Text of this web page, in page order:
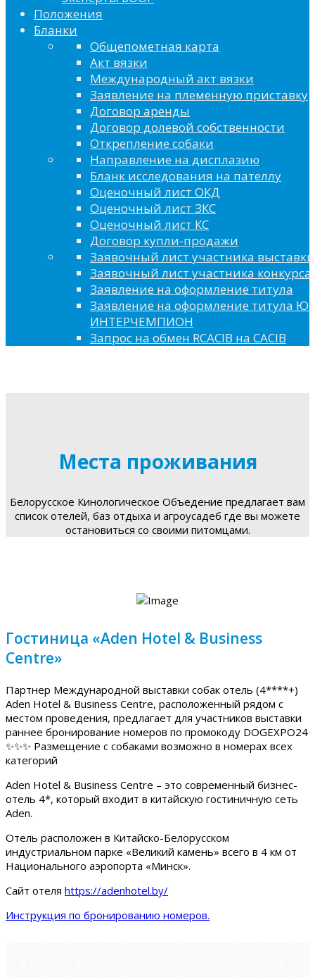
Положения
Бланки
Общепометная карта
Акт вязки
Международный акт вязки
Заявление на племенную приставку
Договор аренды
Договор долевой собственности
Открепление собаки
Направление на дисплазию
Бланк исследования на пателлу
Оценочный лист ОКД
Оценочный лист ЗКС
Оценочный лист КС
Договор купли-продажи
Заявочный лист участника выставки
Заявочный лист участника конкурса
Заявление на оформление титула
Заявление на оформление титула
ИНТЕРЧЕМПИОН
Запрос на обмен RCACIB на CACIB
Места проживания
Белорусское Кинологическое Объедение предлагает вам
список отелей, баз отдыха и агроусадеб где вы можете
остановиться со своими питомцами.
Гостиница «Aden Hotel & Business
Centre»
Партнер Международной выставки собак отель (4****+)
Aden Hotel & Business Centre, расположенный рядом с
местом проведения, предлагает для участников выставки
раннее бронирование номеров по промокоду DOGEXPO24
✨✨✨ Размещение с собаками возможно в номерах всех
категорий
Aden Hotel & Business Centre – это современный бизнес-
отель 4*, который входит в китайскую гостиничную сеть
Aden.
Отель расположен в Китайско-Белорусском
индустриальном парке «Великий камень» всего в 4 км от
Национального аэропорта «Минск».
Сайт отеля https://adenhotel.by/
Инструкция по бронированию номеров.